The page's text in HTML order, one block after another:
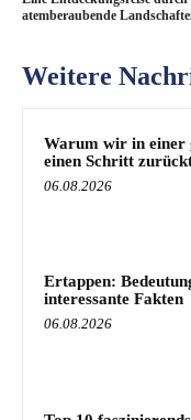
atemberaubende
Weitere
Warum wir in einer
einen Schritt
06.08.2026
Ertappen:
interessante Fakten
06.08.2026